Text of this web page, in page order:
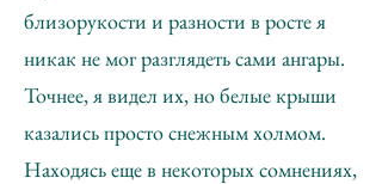
близорукости и разности в росте я
никак не мог разглядеть сами ангары.
Точнее, я видел их, но белые крыши
казались просто снежным холмом.
Находясь еще в некоторых сомнениях,